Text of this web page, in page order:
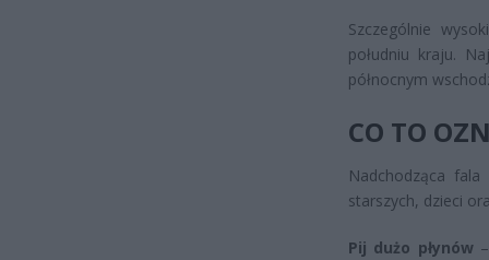
Szczególnie
południu kraju.
północnym
CO TO
Nadchodząca
starszych, dzieci
Pij dużo płynów–